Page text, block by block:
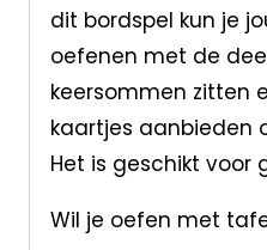
dit bordspel kun je
oefenen met de
keersommen zitten
kaartjes aanbieden
Het is geschikt voor
Wil je oefen met